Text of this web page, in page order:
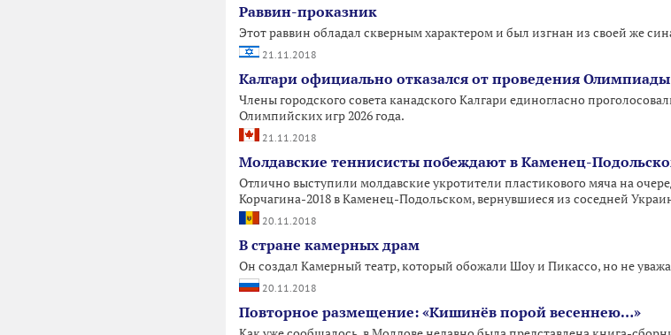
Раввин-проказник
Этот раввин обладал скверным характером и был изгнан из своей же
21.11.2018
Калгари официально отказался от проведения Олимпиады
Члены городского совета канадского Калгари единогласно
Олимпийских игр 2026 года.
21.11.2018
Молдавские теннисисты побеждают в Каменец-
Отлично выступили молдавские укротители пластикового мяча на
Корчагина-2018 в Каменец-Подольском, вернувшиеся из соседней
20.11.2018
В стране камерных драм
Он создал Камерный театр, который обожали Шоу и Пикассо, но не
20.11.2018
Повторное размещение: «Кишинёв порой весеннею…»